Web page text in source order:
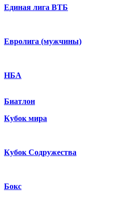
Единая лига ВТБ
Евролига (мужчины)
НБА
Биатлон
Кубок мира
Кубок Содружества
Бокс